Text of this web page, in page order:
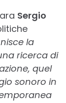
Sergio
la
ricerca di
quel
sonoro in